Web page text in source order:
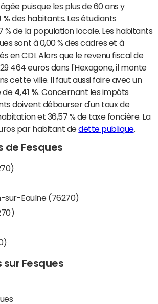
puisque les plus de 60 ans y
% des habitants. Les étudiants
% de la population locale. Les habitants
sont à 0,00 % des cadres et à
en CDI. Alors que le revenu fiscal de
464 euros dans l'Hexagone, il monte
cette ville. Il faut aussi faire avec un
de 4,41 % . Concernant les impôts
doivent débourser d'un taux de
et 36,57 % de taxe foncière. La
par habitant dedette publique.
de Fesques
sur-Eaulne (76270)
sur Fesques